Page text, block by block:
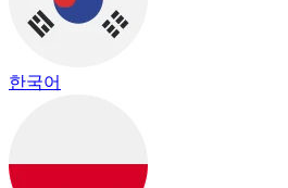
한국어